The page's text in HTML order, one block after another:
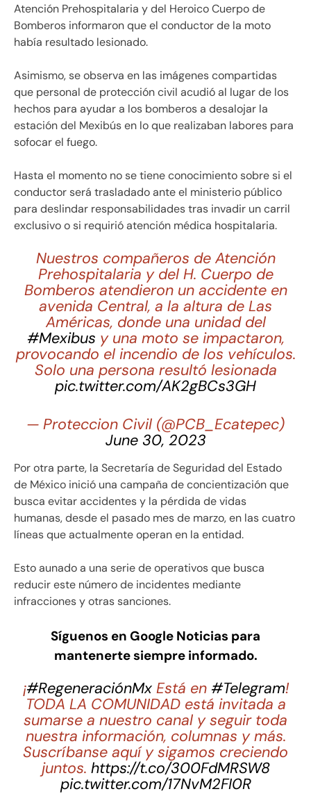
Atención Prehospitalaria y del Heroico Cuerpo de
Bomberos informaron que el conductor de la moto
había resultado lesionado.
Asimismo, se observa en las imágenes compartidas
que personal de protección civil acudió al lugar de los
hechos para ayudar a los bomberos a desalojar la
estación del Mexibús en lo que realizaban labores para
sofocar el fuego.
Hasta el momento no se tiene conocimiento sobre si el
conductor será trasladado ante el ministerio público
para deslindar responsabilidades tras invadir un carril
exclusivo o si requirió atención médica hospitalaria.
Nuestros compañeros de Atención
Prehospitalaria y del H. Cuerpo de
Bomberos atendieron un accidente en
avenida Central, a la altura de Las
Américas, donde una unidad del
#Mexibus y una moto se impactaron,
provocando el incendio de los vehículos.
Solo una persona resultó lesionada
pic.twitter.com/AK2gBCs3GH
— Proteccion Civil (@PCB_Ecatepec)
June 30, 2023
Por otra parte, la Secretaría de Seguridad del Estado
de México inició una campaña de concientización que
busca evitar accidentes y la pérdida de vidas
humanas, desde el pasado mes de marzo, en las cuatro
líneas que actualmente operan en la entidad.
Esto aunado a una serie de operativos que busca
reducir este número de incidentes mediante
infracciones y otras sanciones.
Síguenos en Google Noticias para
mantenerte siempre informado.
¡#RegeneraciónMxEstá en #Telegram!
TODA LA COMUNIDAD está invitada a
sumarse a nuestro canal y seguir toda
nuestra información, columnas y más.
Suscríbanse aquí y sigamos creciendo
juntos. https://t.co/300FdMRSW8
pic.twitter.com/17NvM2FI0R